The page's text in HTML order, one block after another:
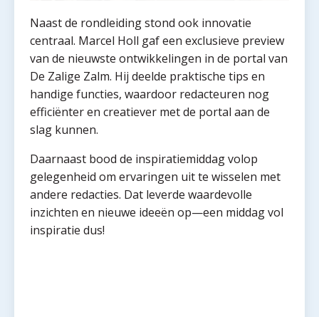
Naast de rondleiding stond ook innovatie
centraal. Marcel Holl gaf een exclusieve preview
van de nieuwste ontwikkelingen in de portal van
De Zalige Zalm. Hij deelde praktische tips en
handige functies, waardoor redacteuren nog
efficiënter en creatiever met de portal aan de
slag kunnen.
Daarnaast bood de inspiratiemiddag volop
gelegenheid om ervaringen uit te wisselen met
andere redacties. Dat leverde waardevolle
inzichten en nieuwe ideeën op—een middag vol
inspiratie dus!